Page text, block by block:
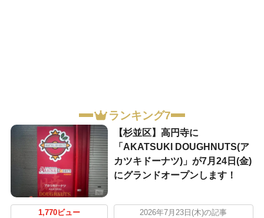
ランキング7
【杉並区】高円寺に
「AKATSUKI DOUGHNUTS(ア
カツキドーナツ)」が7月24日(金)
にグランドオープンします！
1,770ビュー 2026年7月23日(木)の記事